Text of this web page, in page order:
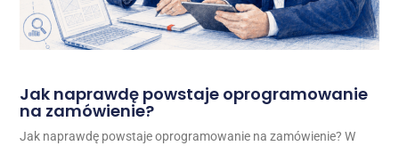
Jak naprawdę powstaje oprogramowanie
na zamówienie?
Jak naprawdę powstaje oprogramowanie na zamówienie? W